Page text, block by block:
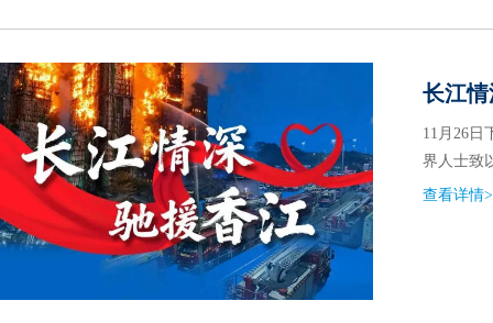
长江
11月26日
界人士致
查看详情